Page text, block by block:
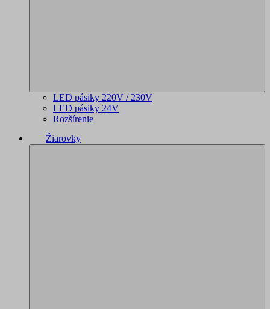
LED pásiky 220V / 230V
LED pásiky 24V
Rozšírenie
Žiarovky